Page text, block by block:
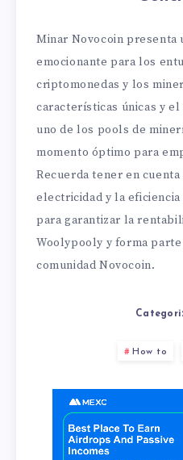
Minar Novocoin presenta
emocionante para los
criptomonedas y los
características únicas y
uno de los pools de
momento óptimo para
Recuerda tener en
electricidad y la
para garantizar la
Woolypooly y forma
comunidad Novocoin.
How to